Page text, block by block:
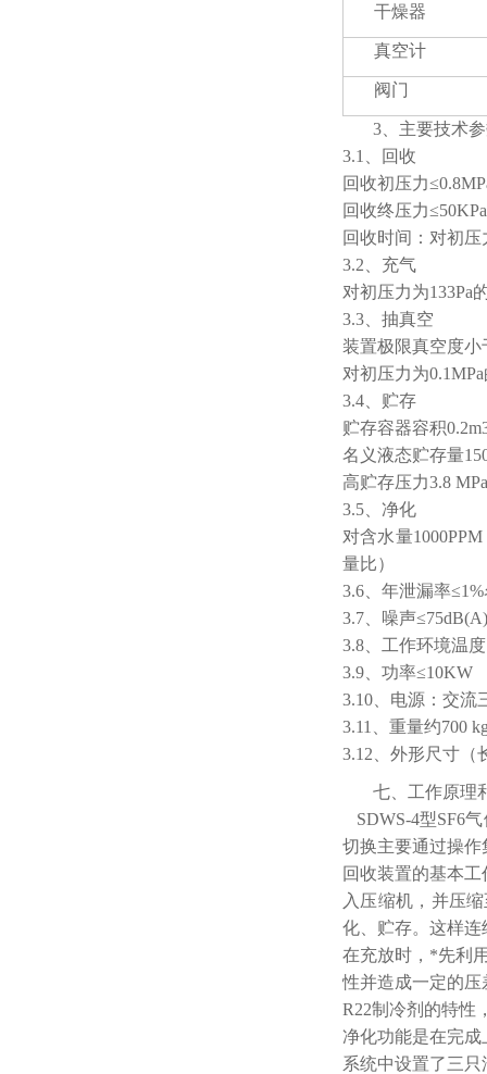
干燥器
真空计
阀门
3、主要技术
3.1、回收
回收初压力
回收终压力≤50KPa
回收时间：对初压
3.2、充气
对初压力为133Pa
3.3、抽真空
装置极限真空度小
对初压力为
3.4、贮存
贮存容器容积
名义液态贮存量
高贮存压力3.8 MPa
3.5、净化
对含水量
量比）
3.6、年泄漏率
3.7、噪声
3.8、工作环境温
3.9、功率≤10KW
3.10、电源：交流
3.11、重量约700
3.12、外形尺寸（
七、工作原理
SDWS-4型SF6
切换主要通过操
回收装置的基本
入压缩机，并压
化、贮存。这样连
在充放时，*先利
性并造成一定的压
R22制冷剂的特性
净化功能是在完
系统中设置了三